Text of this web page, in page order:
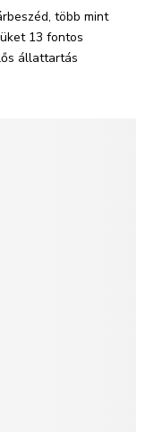
több mint
13 fontos
állattartás